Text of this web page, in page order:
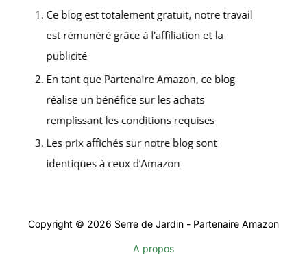
Copyright © 2026 Serre de Jardin - Partenaire Amazon
A propos